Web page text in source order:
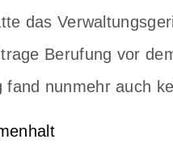
das
Berufung vor
nunmehr auch